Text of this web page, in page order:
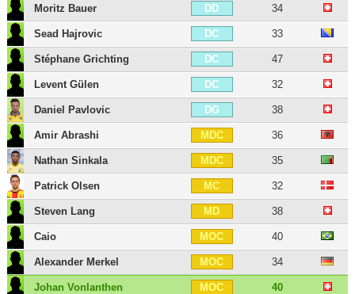
Moritz Bauer DD 34
Sead Hajrovic DC 33
Stéphane Grichting DC 47
Levent Gülen DC 32
Daniel Pavlovic DG 38
Amir Abrashi MDC 36
Nathan Sinkala MDC 35
Patrick Olsen MC 32
Steven Lang MD 38
Caio MOC 40
Alexander Merkel MOC 34
Johan Vonlanthen MOC 40